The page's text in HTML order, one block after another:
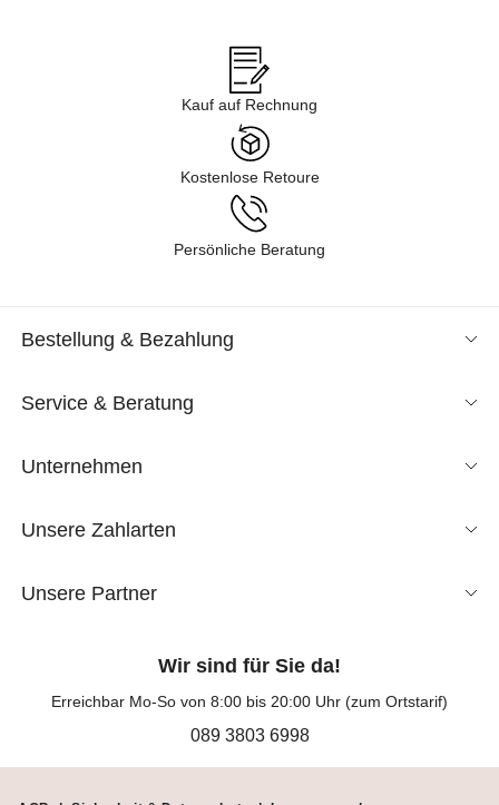
Kauf auf Rechnung
Kostenlose Retoure
Persönliche Beratung
Bestellung & Bezahlung
Service & Beratung
Unternehmen
Unsere Zahlarten
Unsere Partner
Wir sind für Sie da!
Erreichbar Mo-So von 8:00 bis 20:00 Uhr (zum Ortstarif)
089 3803 6998